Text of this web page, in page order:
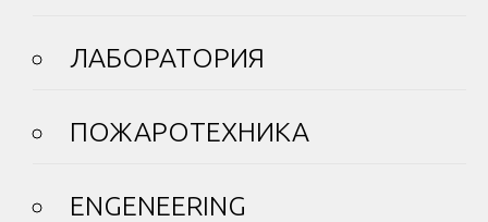
ЛАБОРАТОРИЯ
ПОЖАРОТЕХНИКА
ENGENEERING